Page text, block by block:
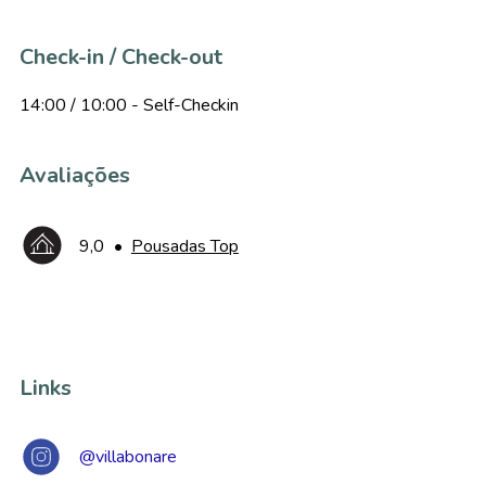
Check-in / Check-out
14:00 / 10:00 - Self-Checkin
Avaliações
9,0 • Pousadas Top
Links
@villabonare